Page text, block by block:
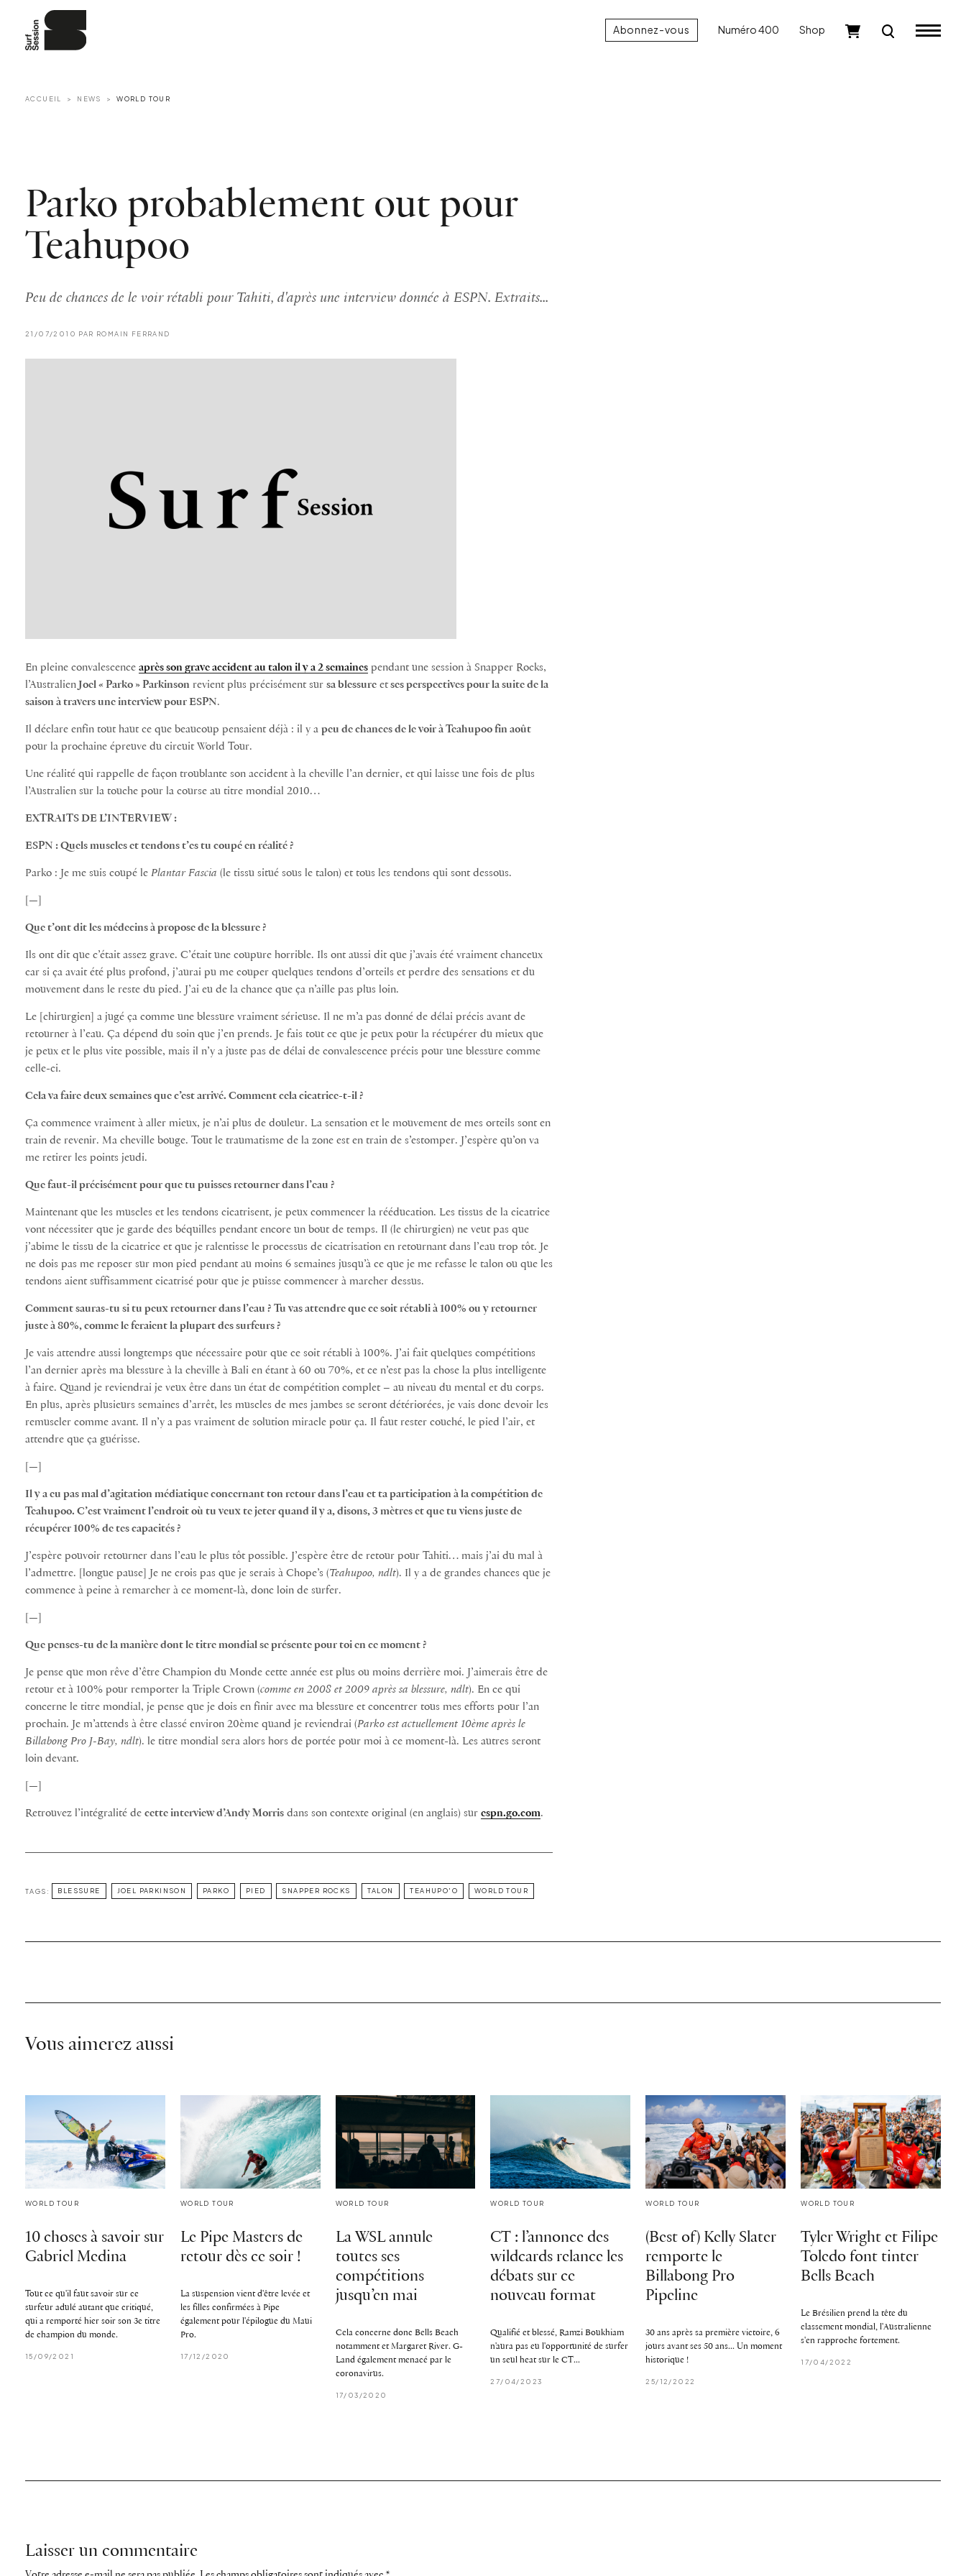
Abonnez-vous Numéro 400 Shop
ACCUEIL NEWS WORLD TOUR
Parko probablement out pour
Teahupoo
Peu de chances de le voir rétabli pour Tahiti, d'après une interview donnée à ESPN. Extraits...
21/07/2010 PAR ROMAIN FERRAND
En pleine convalescence après son grave accident au talon il y a 2 semaines pendant une session à Snapper Rocks,
l’AustralienJoel « Parko » Parkinson revient plus précisément sur sa blessure etses perspectives pour la suite de la
saison à travers une interview pour ESPN.
Il déclare enfin tout haut ce que beaucoup pensaient déjà : il y a peu de chances de le voir à Teahupoo fin août
pour la prochaine épreuve du circuit World Tour.
Une réalité qui rappelle de façon troublante son accident à la cheville l’an dernier, et qui laisse une fois de plus
l’Australien sur la touche pour la course au titre mondial 2010…
EXTRAITS DE L’INTERVIEW :
ESPN : Quels muscles et tendons t’es tu coupé en réalité ?
Parko : Je me suis coupé le Plantar Fascia (le tissu situé sous le talon) et tous les tendons qui sont dessous.
[—]
Que t’ont dit les médecins à propose de la blessure ?
Ils ont dit que c’était assez grave. C’était une coupure horrible. Ils ont aussi dit que j’avais été vraiment chanceux
car si ça avait été plus profond, j’aurai pu me couper quelques tendons d’orteils et perdre des sensations et du
mouvement dans le reste du pied. J’ai eu de la chance que ça n’aille pas plus loin.
Le [chirurgien] a jugé ça comme une blessure vraiment sérieuse. Il ne m’a pas donné de délai précis avant de
retourner à l’eau. Ça dépend du soin que j’en prends. Je fais tout ce que je peux pour la récupérer du mieux que
je peux et le plus vite possible, mais il n’y a juste pas de délai de convalescence précis pour une blessure comme
celle-ci.
Cela va faire deux semaines que c’est arrivé. Comment cela cicatrice-t-il ?
Ça commence vraiment à aller mieux, je n’ai plus de douleur. La sensation et le mouvement de mes orteils sont en
train de revenir. Ma cheville bouge. Tout le traumatisme de la zone est en train de s’estomper. J’espère qu’on va
me retirer les points jeudi.
Que faut-il précisément pour que tu puisses retourner dans l’eau ?
Maintenant que les muscles et les tendons cicatrisent, je peux commencer la rééducation. Les tissus de la cicatrice
vont nécessiter que je garde des béquilles pendant encore un bout de temps. Il (le chirurgien) ne veut pas que
j’abime le tissu de la cicatrice et que je ralentisse le processus de cicatrisation en retournant dans l’eau trop tôt. Je
ne dois pas me reposer sur mon pied pendant au moins 6 semaines jusqu’à ce que je me refasse le talon ou que les
tendons aient suffisamment cicatrisé pour que je puisse commencer à marcher dessus.
Comment sauras-tu si tu peux retourner dans l’eau ? Tu vas attendre que ce soit rétabli à 100% ou y retourner
justeà 80%, comme le feraient la plupart des surfeurs ?
Je vais attendre aussi longtemps que nécessaire pour que ce soit rétabli à 100%. J’ai fait quelques compétitions
l’an dernier après ma blessure à la cheville à Bali en étant à 60 ou 70%, et ce n’est pas la chose la plus intelligente
à faire. Quand je reviendrai je veux être dans un état de compétition complet – au niveau du mental et du corps.
En plus, après plusieurs semaines d’arrêt, les muscles de mes jambes se seront détériorées, je vais donc devoir les
remuscler comme avant. Il n’y a pas vraiment de solution miracle pour ça. Il faut rester couché, le pied l’air, et
attendre que ça guérisse.
[—]
Il y a eu pas mal d’agitation médiatique concernant ton retour dans l’eau et ta participation à la compétition de
Teahupoo. C’est vraiment l’endroit où tu veux te jeter quand il y a, disons, 3 mètres et que tu viens juste de
récupérer 100% de tes capacités ?
J’espère pouvoir retourner dans l’eau le plus tôt possible. J’espère être de retour pour Tahiti… mais j’ai du mal à
l’admettre. [longue pause] Je ne crois pas que je serais à Chope’s (Teahupoo, ndlt). Il y a de grandes chances que je
commence à peine à remarcher à ce moment-là, donc loin de surfer.
[—]
Que penses-tu de la manière dont le titre mondial se présente pour toi en ce moment ?
Je pense que mon rêve d’être Champion du Monde cette année est plus ou moins derrière moi. J’aimerais être de
retour et à 100% pour remporter la Triple Crown (comme en 2008 et 2009 après sa blessure, ndlt). En ce qui
concerne le titre mondial, je pense que je dois en finir avec ma blessure et concentrer tous mes efforts pour l’an
prochain. Je m’attends à être classé environ 20ème quand je reviendrai (Parko est actuellement 10ème après le
Billabong Pro J-Bay, ndlt). le titre mondial sera alors hors de portée pour moi à ce moment-là. Les autres seront
loin devant.
[—]
Retrouvez l’intégralité de cette interview d’Andy Morris dans son contexte original (en anglais) sur espn.go.com.
TAGS: BLESSURE JOEL PARKINSON PARKO PIED SNAPPER ROCKS TALON TEAHUPO'O WORLD TOUR
Vous aimerez aussi
WORLD TOUR
10 choses à savoir sur
Gabriel Medina
Tout ce qu'il faut savoir sur ce
surfeur adulé autant que critiqué,
qui a remporté hier soir son 3e titre
de champion du monde.
15/09/2021
WORLD TOUR
Le Pipe Masters de
retour dès ce soir !
La suspension vient d'être levée et
les filles confirmées à Pipe
également pour l'épilogue du Maui
Pro.
17/12/2020
WORLD TOUR
La WSL annule
toutes ses
compétitions
jusqu’en mai
Cela concerne donc Bells Beach
notamment et Margaret River. G-
Land également menacé par le
coronavirus.
17/03/2020
WORLD TOUR
CT : l’annonce des
wildcards relance les
débats sur ce
nouveau format
Qualifié et blessé, Ramzi Boukhiam
n'aura pas eu l'opportunité de surfer
un seul heat sur le CT...
27/04/2023
WORLD TOUR
(Best of) Kelly Slater
remporte le
Billabong Pro
Pipeline
30 ans après sa première victoire, 6
jours avant ses 50 ans... Un moment
historique !
25/12/2022
WORLD TOUR
Tyler Wright et Filipe
Toledo font tinter
Bells Beach
Le Brésilien prend la tête du
classement mondial, l'Australienne
s'en rapproche fortement.
17/04/2022
Laisser un commentaire